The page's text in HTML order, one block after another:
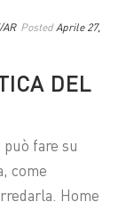
Posted Aprile 27,
DEL
può fare su
come
Home